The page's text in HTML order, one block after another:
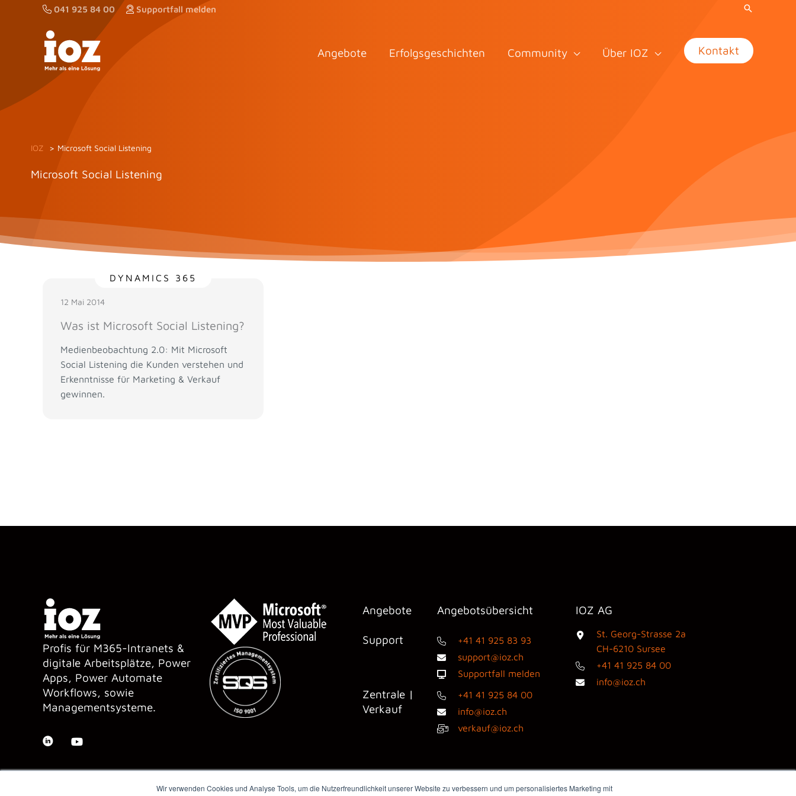
Wir verwenden Cookies und Analyse Tools, um die Nutzerfreundlichkeit unserer Website zu verbessern und um personalisiertes Marketing mit
041 925 84 00 Supportfall melden
Angebote Erfolgsgeschichten Community Über IOZ Kontakt
IOZ Microsoft Social Listening
Microsoft Social Listening
DYNAMICS 365
12 Mai 2014
Was ist Microsoft Social Listening?
Medienbeobachtung 2.0: Mit Microsoft
Social Listening die Kunden verstehen und
Erkenntnisse für Marketing & Verkauf
gewinnen.
Profis für M365-Intranets &
digitale Arbeitsplätze, Power
Apps, Power Automate
Workflows, sowie
Managementsysteme.
Angebote Angebotsübersicht
Support
+41 41 925 83 93
support@ioz.ch
Supportfall melden
Zentrale |
Verkauf
+41 41 925 84 00
info@ioz.ch
verkauf@ioz.ch
IOZ AG
St. Georg-Strasse 2a
CH-6210 Sursee
+41 41 925 84 00
info@ioz.ch